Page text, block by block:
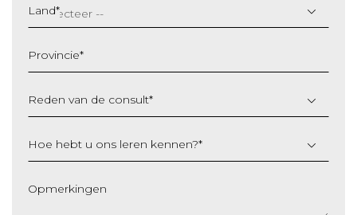
slash
MM
JJJJ
Land*
Provincie*
Reden van de consult*
Hoe hebt u ons leren kennen?*
Opmerkingen